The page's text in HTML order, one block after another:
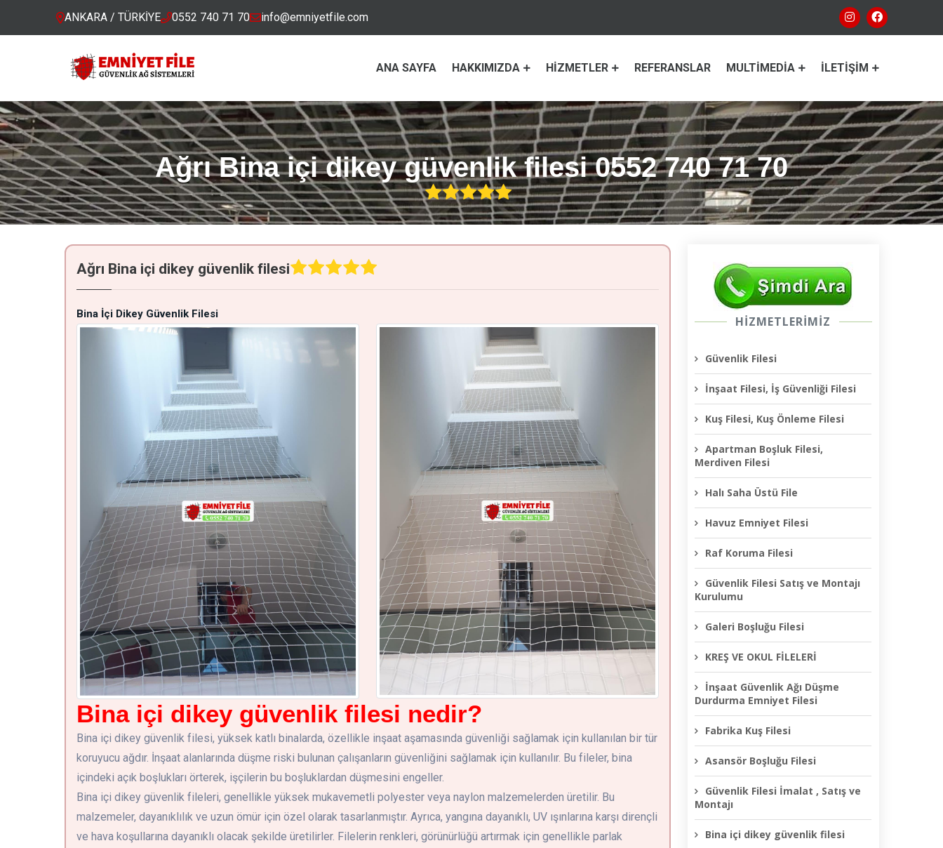
ANKARA / TÜRKİYE 0552 740 71 70 info@emniyetfile.com
ANA SAYFA HAKKIMIZDA HIZMETLER REFERANSLAR MULTIMEDIA İLETIŞIM
Ağrı Bina içi dikey güvenlik filesi 0552 740 71 70
Ağrı Bina içi dikey güvenlik filesi
Bina İçi Dikey Güvenlik Filesi
Bina içi dikey güvenlik filesi nedir?
Bina içi dikey güvenlik filesi, yüksek katlı binalarda, özellikle inşaat aşamasında güvenliği sağlamak için kullanılan bir tür
koruyucu ağdır. İnşaat alanlarında düşme riski bulunan çalışanların güvenliğini sağlamak için kullanılır. Bu fileler, bina
içindeki açık boşlukları örterek, işçilerin bu boşluklardan düşmesini engeller.
Bina içi dikey güvenlik fileleri, genellikle yüksek mukavemetli polyester veya naylon malzemelerden üretilir. Bu
malzemeler, dayanıklılık ve uzun ömür için özel olarak tasarlanmıştır. Ayrıca, yangına dayanıklı, UV ışınlarına karşı dirençli
ve hava koşullarına dayanıklı olacak şekilde üretilirler. Filelerin renkleri, görünürlüğü artırmak için genellikle parlak
HİZMETLERİMİZ
Güvenlik Filesi
İnşaat Filesi, İş Güvenliği Filesi
Kuş Filesi, Kuş Önleme Filesi
Apartman Boşluk Filesi,
Merdiven Filesi
Halı Saha Üstü File
Havuz Emniyet Filesi
Raf Koruma Filesi
Güvenlik Filesi Satış ve Montajı
Kurulumu
Galeri Boşluğu Filesi
KREŞ VE OKUL FİLELERİ
İnşaat Güvenlik Ağı Düşme
Durdurma Emniyet Filesi
Fabrika Kuş Filesi
Asansör Boşluğu Filesi
Güvenlik Filesi İmalat , Satış ve
Montajı
Bina içi dikey güvenlik filesi